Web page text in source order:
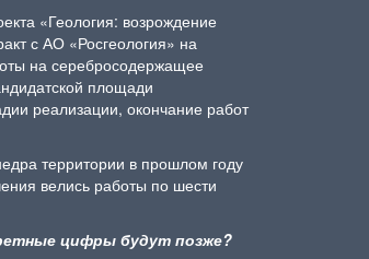
«Геология: возрождение
с АО «Росгеология» на
на серебросодержащее
площади
реализации, окончание работ
территории в прошлом году
велись работы по шести
цифры будут позже?